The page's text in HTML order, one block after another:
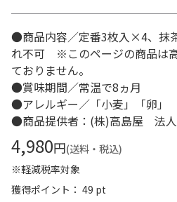
●商品内容／定番3枚入×4、
れ不可 ※このページの商品は
ておりません。
●賞味期間／常温で8ヵ月
●アレルギー／「小麦」「卵」
●商品提供者：(株)高島屋 法
4,980円(送料・税込)
※軽減税率対象
獲得ポイント： 49 pt